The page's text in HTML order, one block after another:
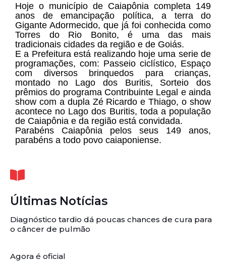
Hoje o município de Caiapônia completa 149
anos de emancipação política, a terra do
Gigante Adormecido, que já foi conhecida como
Torres do Rio Bonito, é uma das mais
tradicionais cidades da região e de Goiás.
E a Prefeitura está realizando hoje uma serie de
programações, com: Passeio ciclístico, Espaço
com diversos brinquedos para crianças,
montado no Lago dos Buritis, Sorteio dos
prêmios do programa Contribuinte Legal e ainda
show com a dupla Zé Ricardo e Thiago, o show
acontece no Lago dos Buritis, toda a população
de Caiapônia e da região está convidada.
Parabéns Caiapônia pelos seus 149 anos,
parabéns a todo povo caiaponiense.
Últimas Notícias
Diagnóstico tardio dá poucas chances de cura para
o câncer de pulmão
Agora é oficial